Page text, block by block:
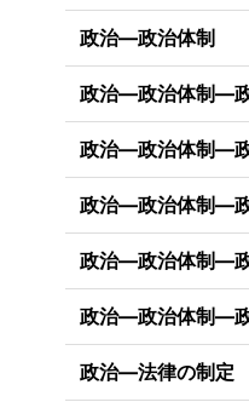
政治―政治体制
政治―政治体制―
政治―政治体制―
政治―政治体制―
政治―政治体制―
政治―政治体制―
政治―法律の制定